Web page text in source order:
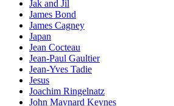
Jak and Jil
James Bond
James Cagney
Japan
Jean Cocteau
Jean-Paul Gaultier
Jean-Yves Tadie
Jesus
Joachim Ringelnatz
John Maynard Keynes